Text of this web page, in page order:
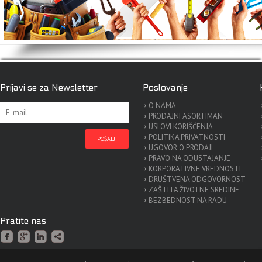
Prijavi se za Newsletter Poslovanje
O NAMA
PRODAJNI ASORTIMAN
USLOVI KORIŠĆENJA
POLITIKA PRIVATNOSTI
UGOVOR O PRODAJI
PRAVO NA ODUSTAJANJE
KORPORATIVNE VREDNOSTI
DRUŠTVENA ODGOVORNOST
ZAŠTITA ŽIVOTNE SREDINE
BEZBEDNOST NA RADU
Pratite nas